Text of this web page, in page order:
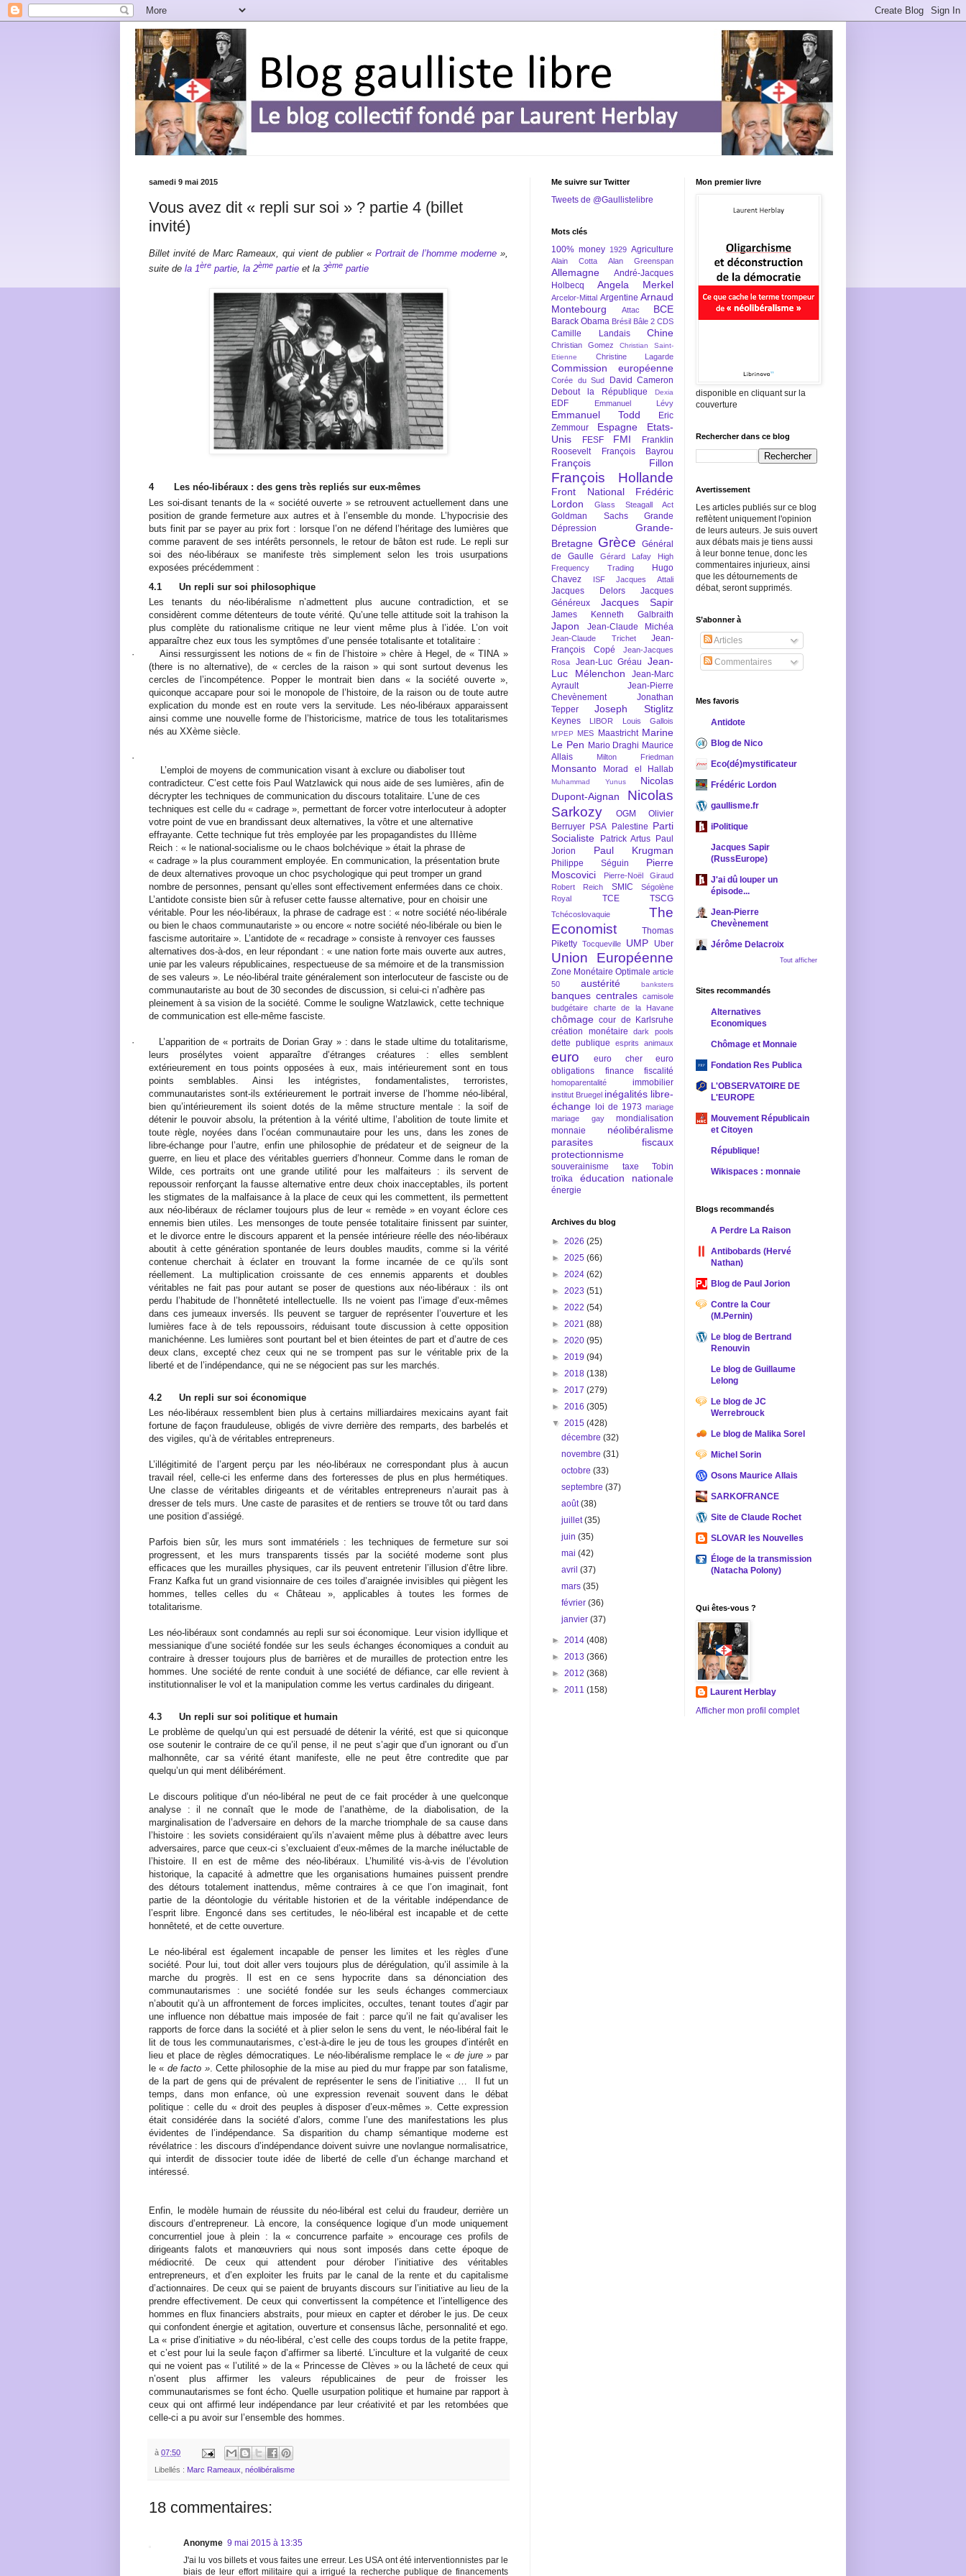
samedi 9 mai 2015
Vous avez dit « repli sur soi » ? partie 4 (billet
invité)
Billet invité de Marc Rameaux, qui vient de publier « Portrait de l’homme moderne »,
suite de la 1ère partie, la 2ème partie et la 3ème partie
4
Les néo-libéraux : des gens très repliés sur eux-mêmes
Les soi-disant tenants de la « société ouverte » se retrouvent actuellement dans une
position de grande fermeture aux autres et à l’ensemble du monde. L’hypocrisie des
buts finit par se payer au prix fort : lorsque l’on ne défend l’héritage des lumières que
comme paravent de ses intérêts personnels, le retour de bâton est rude. Le repli sur
soi des néo-libéraux se manifeste très simplement selon les trois usurpations
exposées précédemment :
4.1
Un repli sur soi philosophique
Les tenants du néo-libéralisme n’admettent plus aucune contradiction, et se
considèrent comme détenteurs de toute vérité. Qu’une telle attitude soit la trahison la
plus complète du rationalisme critique ne leur vient même plus à l’idée. L’on voit
apparaître chez eux tous les symptômes d’une pensée totalisante et totalitaire :
·
Ainsi ressurgissent les notions de « fin de l’histoire » chère à Hegel, de « TINA »
(there is no alternative), de « cercles de la raison » qui sont surtout devenus les
cercles de l’incompétence. Popper le montrait bien dans « la société ouverte »,
quiconque accapare pour soi le monopole de l’histoire, de la raison ou de toute autre
explication du monde est en route vers la servitude. Les néo-libéraux apparaissent
ainsi comme une nouvelle forme de l’historicisme, matrice de tous les totalitarismes
nés au XXème siècle.
·
L’emploi de moyens de communication visant à exclure ou diaboliser tout
contradicteur. C’est cette fois Paul Watzlawick qui nous aide de ses lumières, afin de
décrypter les techniques de communication du discours totalitaire. L’une de ces
techniques est celle du « cadrage », permettant de forcer votre interlocuteur à adopter
votre point de vue en brandissant deux alternatives, la vôtre et une alternative
effrayante. Cette technique fut très employée par les propagandistes du IIIème
Reich : « le national-socialisme ou le chaos bolchévique » était la phrase de
« cadrage » la plus couramment employée. En communication, la présentation brute
de deux alternatives provoque un choc psychologique qui peut tromper un grand
nombre de personnes, pensant qu’elles sont effectivement enfermées dans ce choix.
L’antidote consiste bien sûr à refuser cette fausse alternative, pour en choisir une
véritable. Pour les néo-libéraux, la phrase de cadrage est : « notre société néo-libérale
ou bien le chaos communautariste » ou encore « notre société néo-libérale ou bien le
fascisme autoritaire ». L’antidote de « recadrage » consiste à renvoyer ces fausses
alternatives dos-à-dos, en leur répondant : « une nation forte mais ouverte aux autres,
unie par les valeurs républicaines, respectueuse de sa mémoire et de la transmission
de ses valeurs ». Le néo-libéral traite généralement son interlocuteur de fasciste ou de
communautariste au bout de 30 secondes de discussion, si celui-ci n’adhère pas
pleinement à sa vision de la société. Comme le souligne Watzlawick, cette technique
de communication est elle-même fasciste.
·
L’apparition de « portraits de Dorian Gray » : dans le stade ultime du totalitarisme,
leurs prosélytes voient apparaître d’étranges créatures : elles semblent
extérieurement en tous points opposées à eux, mais intérieurement sont en tous
points semblables. Ainsi les intégristes, fondamentalistes, terroristes,
communautaristes sont-ils extérieurement le portrait inverse de l’homme néo-libéral,
bien qu’intérieurement ils soient dotés de la même structure mentale : la soif de
détenir le pouvoir absolu, la prétention à la vérité ultime, l’abolition de toute limite et
toute règle, noyées dans l’océan communautaire pour les uns, dans les zones de
libre-échange pour l’autre, enfin une philosophie de prédateur et de seigneur de la
guerre, en lieu et place des véritables guerriers d’honneur. Comme dans le roman de
Wilde, ces portraits ont une grande utilité pour les malfaiteurs : ils servent de
repoussoir renforçant la fausse alternative entre deux choix inacceptables, ils portent
les stigmates de la malfaisance à la place de ceux qui les commettent, ils permettent
aux néo-libéraux de réclamer toujours plus de leur « remède » en voyant éclore ces
ennemis bien utiles. Les mensonges de toute pensée totalitaire finissent par suinter,
et le divorce entre le discours apparent et la pensée intérieure réelle des néo-libéraux
aboutit à cette génération spontanée de leurs doubles maudits, comme si la vérité
contenue cherchait à éclater en trouvant la forme incarnée de ce qu’ils sont
réellement. La multiplication croissante de ces ennemis apparents et doubles
véritables ne fait pas pour autant se poser de questions aux néo-libéraux : ils ont
perdu l’habitude de l’honnêteté intellectuelle. Ils ne voient pas l’image d’eux-mêmes
dans ces jumeaux inversés. Ils peuvent se targuer de représenter l’ouverture et les
lumières face à de tels repoussoirs, réduisant toute discussion à cette opposition
manichéenne. Les lumières sont pourtant bel et bien éteintes de part et d’autre de ces
deux clans, excepté chez ceux qui ne se trompent pas sur le véritable prix de la
liberté et de l’indépendance, qui ne se négocient pas sur les marchés.
4.2
Un repli sur soi économique
Les néo-libéraux ressemblent bien plus à certains milliardaires mexicains ayant fait
fortune de façon frauduleuse, obligés de vivre derrière des remparts, des barbelés et
des vigiles, qu’à de véritables entrepreneurs.
L’illégitimité de l’argent perçu par les néo-libéraux ne correspondant plus à aucun
travail réel, celle-ci les enferme dans des forteresses de plus en plus hermétiques.
Une classe de véritables dirigeants et de véritables entrepreneurs n’aurait pas à
dresser de tels murs. Une caste de parasites et de rentiers se trouve tôt ou tard dans
une position d’assiégé.
Parfois bien sûr, les murs sont immatériels : les techniques de fermeture sur soi
progressent, et les murs transparents tissés par la société moderne sont plus
efficaces que les murailles physiques, car ils peuvent entretenir l’illusion d’être libre.
Franz Kafka fut un grand visionnaire de ces toiles d’araignée invisibles qui piègent les
hommes, telles celles du « Château », applicables à toutes les formes de
totalitarisme.
Les néo-libéraux sont condamnés au repli sur soi économique. Leur vision idyllique et
messianique d’une société fondée sur les seuls échanges économiques a conduit au
contraire à dresser toujours plus de barrières et de murailles de protection entre les
hommes. Une société de rente conduit à une société de défiance, car elle revient à
institutionnaliser le vol et la manipulation comme les vertus cardinales du dirigeant.
4.3
Un repli sur soi politique et humain
Le problème de quelqu’un qui est persuadé de détenir la vérité, est que si quiconque
ose soutenir le contraire de ce qu’il pense, il ne peut s’agir que d’un ignorant ou d’un
malhonnête, car sa vérité étant manifeste, elle ne peut être contredite que par
quelqu’un qui ment délibérément.
Le discours politique d’un néo-libéral ne peut de ce fait procéder à une quelconque
analyse : il ne connaît que le mode de l’anathème, de la diabolisation, de la
marginalisation de l’adversaire en dehors de la marche triomphale de sa cause dans
l’histoire : les soviets considéraient qu’ils n’avaient même plus à débattre avec leurs
adversaires, parce que ceux-ci s’excluaient d’eux-mêmes de la marche inéluctable de
l’histoire. Il en est de même des néo-libéraux. L’humilité vis-à-vis de l’évolution
historique, la capacité à admettre que les organisations humaines puissent prendre
des détours totalement inattendus, même contraires à ce que l’on imaginait, font
partie de la déontologie du véritable historien et de la véritable indépendance de
l’esprit libre. Engoncé dans ses certitudes, le néo-libéral est incapable et de cette
honnêteté, et de cette ouverture.
Le néo-libéral est également incapable de penser les limites et les règles d’une
société. Pour lui, tout doit aller vers toujours plus de dérégulation, qu’il assimile à la
marche du progrès. Il est en ce sens hypocrite dans sa dénonciation des
communautarismes : une société fondée sur les seuls échanges commerciaux
n’aboutit qu’à un affrontement de forces implicites, occultes, tenant toutes d’agir par
une influence non débattue mais imposée de fait : parce qu’il ne fait qu’avaliser les
rapports de force dans la société et à plier selon le sens du vent, le néo-libéral fait le
lit de tous les communautarismes, c’est-à-dire le jeu de tous les groupes d’intérêt en
lieu et place de règles démocratiques. Le néo-libéralisme remplace le «de jure » par
le « de facto ». Cette philosophie de la mise au pied du mur frappe par son fatalisme,
de la part de gens qui de prévalent de représenter le sens de l’initiative …
Il fut un
temps, dans mon enfance, où une expression revenait souvent dans le débat
politique : celle du « droit des peuples à disposer d’eux-mêmes ». Cette expression
était considérée dans la société d’alors, comme l’une des manifestations les plus
évidentes de l’indépendance. Sa disparition du champ sémantique moderne est
révélatrice : les discours d’indépendance doivent suivre une novlangue normalisatrice,
qui interdit de dissocier toute idée de liberté de celle d’un échange marchand et
intéressé.
Enfin, le modèle humain de réussite du néo-libéral est celui du fraudeur, derrière un
discours d’entrepreneur. Là encore, la conséquence logique d’un mode uniquement
concurrentiel joue à plein : la « concurrence parfaite » encourage ces profils de
dirigeants falots et manœuvriers qui nous sont imposés dans cette époque de
médiocrité. De ceux qui attendent pour dérober l’initiative des véritables
entrepreneurs, et d’en exploiter les fruits par le canal de la rente et du capitalisme
d’actionnaires. De ceux qui se paient de bruyants discours sur l’initiative au lieu de la
prendre effectivement. De ceux qui convertissent la compétence et l’intelligence des
hommes en flux financiers abstraits, pour mieux en capter et dérober le jus. De ceux
qui confondent énergie et agitation, ouverture et consensus lâche, personnalité et ego.
La « prise d’initiative » du néo-libéral, c’est celle des coups tordus de la petite frappe,
et c’est pour lui la seule façon d’affirmer sa liberté. L’inculture et la vulgarité de ceux
qui ne voient pas « l’utilité » de la « Princesse de Clèves » ou la lâcheté de ceux qui
n’osent plus affirmer les valeurs républicaines de peur de froisser les
communautarismes se font écho. Quelle usurpation politique et humaine par rapport à
ceux qui ont affirmé leur indépendance par leur créativité et par les retombées que
celle-ci a pu avoir sur l’ensemble des hommes.
à 07:50
Libellés : Marc Rameaux, néolibéralisme
18 commentaires:
Anonyme 9 mai 2015 à 13:35
J'ai lu vos billets et vous faites une erreur. Les USA ont été interventionnistes par le
biais de leur effort militaire qui a irrigué la recherche publique de financements
Me suivre sur Twitter
Tweets de @Gaullistelibre
Mots clés
100% money 1929 Agriculture
Alain Cotta Alan Greenspan
Allemagne
André-Jacques
Holbecq
Angela Merkel
Arcelor-Mittal Argentine Arnaud
Montebourg
Attac BCE
Barack Obama Brésil Bâle 2 CDS
Camille Landais Chine
Christian Gomez
Christian Saint-
Etienne
Christine Lagarde
Commission européenne
Corée du Sud
David Cameron
Debout la République
Dexia
EDF Emmanuel Lévy
Emmanuel Todd
Eric
Zemmour
Espagne
Etats-
Unis
FESF FMI
Franklin
Roosevelt
François Bayrou
François Fillon
François Hollande
Front National
Frédéric
Lordon
Glass Steagall Act
Goldman Sachs
Grande
Dépression
Grande-
Bretagne Grèce
Général
de Gaulle
Gérard Lafay
High
Frequency Trading
Hugo
Chavez
ISF Jacques Attali
Jacques Delors
Jacques
Généreux
Jacques Sapir
James Kenneth Galbraith
Japon Jean-Claude Michéa
Jean-Claude Trichet
Jean-
François Copé
Jean-Jacques
Rosa
Jean-Luc Gréau
Jean-
Luc Mélenchon
Jean-Marc
Ayrault
Jean-Pierre
Chevènement
Jonathan
Tepper
Joseph Stiglitz
Keynes LIBOR Louis Gallois
M'PEP MES Maastricht Marine
Le Pen Mario Draghi Maurice
Allais
Milton Friedman
Monsanto Morad el Hallab
Muhammad Yunus
Nicolas
Dupont-Aignan
Nicolas
Sarkozy
OGM
Olivier
Berruyer PSA Palestine Parti
Socialiste
Patrick Artus
Paul
Jorion
Paul Krugman
Philippe Séguin
Pierre
Moscovici
Pierre-Noël Giraud
Robert Reich
SMIC
Ségolène
Royal
TCE TSCG
Tchécoslovaquie
The
Economist
Thomas
Piketty Tocqueville UMP Uber
Union Européenne
Zone Monétaire Optimale article
50
austérité banksters
banques centrales camisole
budgétaire
charte de la Havane
chômage cour de Karlsruhe
création monétaire
dark pools
dette publique esprits animaux
euro euro cher
euro
obligations
finance fiscalité
homoparentalité immobilier
institut Bruegel inégalités libre-
échange
loi de 1973 mariage
mariage gay
mondialisation
monnaie
néolibéralisme
parasites fiscaux
protectionnisme
souverainisme
taxe Tobin
troïka
éducation nationale
énergie
Archives du blog
► 2026 (25)
► 2025 (66)
► 2024 (62)
► 2023 (51)
► 2022 (54)
► 2021 (88)
► 2020 (95)
► 2019 (94)
► 2018 (138)
► 2017 (279)
► 2016 (305)
▼ 2015 (428)
décembre(32)
novembre(31)
octobre(33)
septembre(37)
août(38)
juillet(35)
juin(35)
mai(42)
avril(37)
mars(35)
février(36)
janvier(37)
► 2014 (408)
► 2013 (366)
► 2012 (368)
► 2011 (158)
Mon premier livre
disponible en cliquant sur la
couverture
Rechercher dans ce blog
Avertissement
Les articles publiés sur ce blog
reflètent uniquement l'opinion
de leurs auteurs. Je suis ouvert
aux débats mais je tiens aussi
à leur bonne tenue, donc les
commentaires injurieux, ainsi
que les détournements de
débat, seront supprimés.
S’abonner à
Articles
Commentaires
Mes favoris
Antidote
Blog de Nico
Eco(dé)mystificateur
Frédéric Lordon
gaullisme.fr
iPolitique
Jacques Sapir
(RussEurope)
J'ai dû louper un
épisode...
Jean-Pierre
Chevènement
Jérôme Delacroix
Tout afficher
Sites recommandés
Alternatives
Economiques
Chômage et Monnaie
Fondation Res Publica
L'OBSERVATOIRE DE
L'EUROPE
Mouvement Républicain
et Citoyen
République!
Wikispaces : monnaie
Blogs recommandés
A Perdre La Raison
Antibobards (Hervé
Nathan)
Blog de Paul Jorion
Contre la Cour
(M.Pernin)
Le blog de Bertrand
Renouvin
Le blog de Guillaume
Lelong
Le blog de JC
Werrebrouck
Le blog de Malika Sorel
Michel Sorin
Osons Maurice Allais
SARKOFRANCE
Site de Claude Rochet
SLOVAR les Nouvelles
Éloge de la transmission
(Natacha Polony)
Qui êtes-vous ?
Laurent Herblay
Afficher mon profil complet